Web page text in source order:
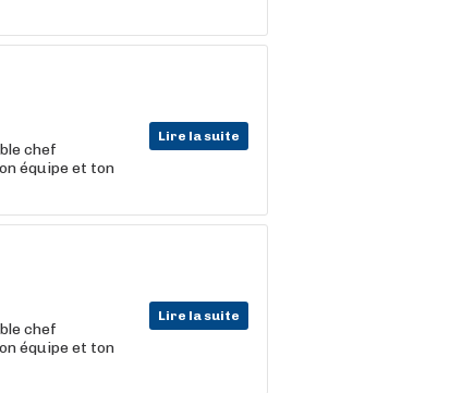
Lire la suite
chef
équipe et ton
Lire la suite
chef
équipe et ton